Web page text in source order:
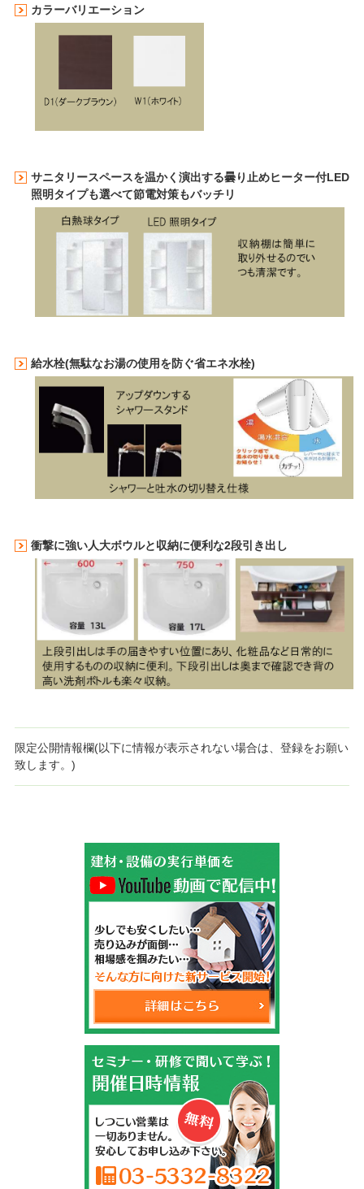
カラーバリエーション
サニタリースペースを温かく演出する曇り止めヒーター付LED
照明タイプも選べて節電対策もバッチリ
給水栓(無駄なお湯の使用を防ぐ省エネ水栓)
衝撃に強い人大ボウルと収納に便利な2段引き出し
限定公開情報欄(以下に情報が表示されない場合は、登録をお願い
致します。)